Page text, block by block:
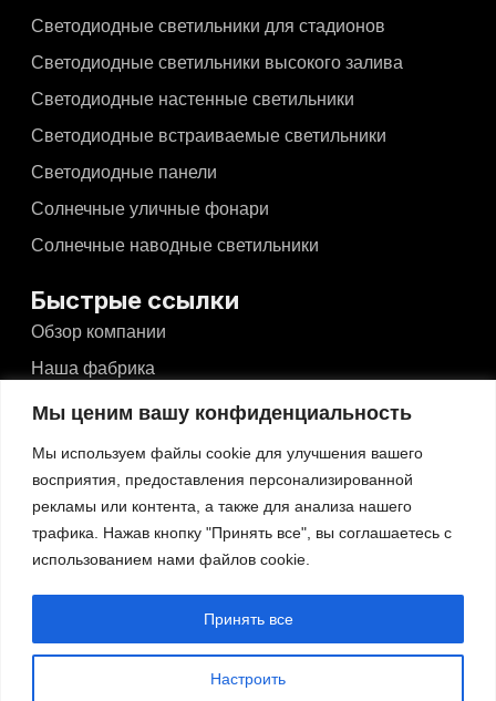
Мы ценим вашу конфиденциальность
Мы используем файлы cookie для улучшения вашего
восприятия, предоставления персонализированной
рекламы или контента, а также для анализа нашего
трафика. Нажав кнопку "Принять все", вы соглашаетесь с
использованием нами файлов cookie.
Настроить
Принять все
Светодиодные светильники для стадионов
Светодиодные светильники высокого залива
Светодиодные настенные светильники
Светодиодные встраиваемые светильники
Светодиодные панели
Солнечные уличные фонари
Солнечные наводные светильники
Быстрые ссылки
Обзор компании
Наша фабрика
Новости и события
Блоги
Связаться с
Связаться с
No.526, Dong'an North Road, Haizhou, Guzhen,
Zhongshan, Guangdong, China